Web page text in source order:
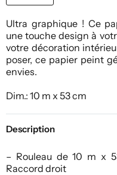
Ultra graphique ! Ce
une touche design à
votre décoration
poser, ce papier peint
envies.
Dim.: 10 m x 53 cm
Description
– Rouleau de 10 m x
Raccord droit